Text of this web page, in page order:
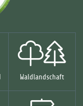
Waldlandschaft